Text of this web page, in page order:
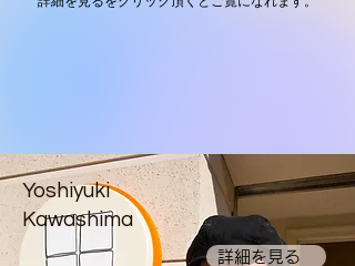
Yoshiyuki
Kawashima
詳細を見る